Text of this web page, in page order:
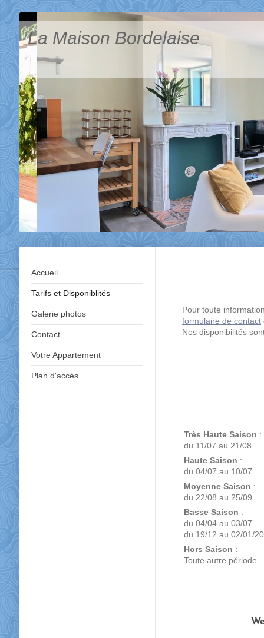
La Maison Bordelaise
Accueil
Tarifs et Disponiblités
Galerie photos
Contact
Votre Appartement
Plan d'accès
Pour toute
formulaire de contact
Nos disponibilités
Très Haute Saison :
du 11/07 au 21/08
Haute Saison :
du 04/07 au 10/07
Moyenne Saison :
du 22/08 au 25/09
Basse Saison :
du 04/04 au 03/07
du 19/12 au 02/01/
Hors Saison :
Toute autre période